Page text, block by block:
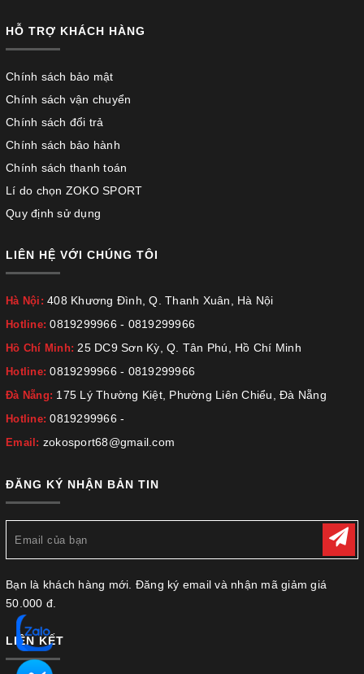
HỖ TRỢ KHÁCH HÀNG
Chính sách bảo mật
Chính sách vận chuyển
Chính sách đổi trả
Chính sách bảo hành
Chính sách thanh toán
Lí do chọn ZOKO SPORT
Quy định sử dụng
LIÊN HỆ VỚI CHÚNG TÔI
Hà Nội: 408 Khương Đình, Q. Thanh Xuân, Hà Nội
Hotline:0819299966 - 0819299966
Hồ Chí Minh:25 DC9 Sơn Kỳ, Q. Tân Phú, Hồ Chí Minh
Hotline:0819299966 - 0819299966
Đà Nẵng: 175 Lý Thường Kiệt, Phường Liên Chiểu, Đà Nẵng
Hotline:0819299966 -
Email: zokosport68@gmail.com
ĐĂNG KÝ NHẬN BẢN TIN
Bạn là khách hàng mới. Đăng ký email và nhận mã giảm giá
50.000 đ.
LIÊN KẾT